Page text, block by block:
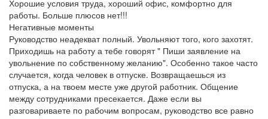
Хорошие условия труда, хороший офис, комфортно для
работы. Больше плюсов нет!!!
Негативные моменты
Руководство неадекват полный. Увольняют того, кого захотят.
Приходишь на работу а тебе говорят " Пиши заявление на
увольнение по собственному желанию". Особенно такое часто
случается, когда человек в отпуске. Возвращаешься из
отпуска, а на твоем месте уже другой работник. Общение
между сотрудниками пресекается. Даже если вы
разговариваете по рабочим вопросам, руководство все равно